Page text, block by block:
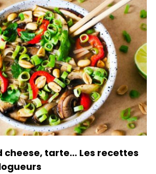
cheese, tarte… Les recettes